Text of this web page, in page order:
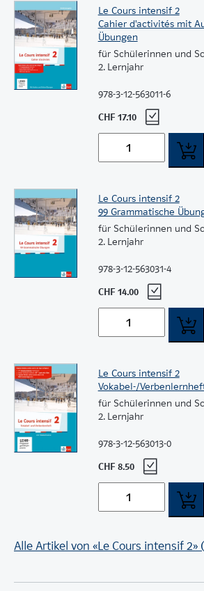
Le Cours intensif 2
Cahier d'activités mit
Übungen
für Schülerinnen und
2. Lernjahr
978-3-12-563011-6
CHF 17.10
Le Cours intensif 2
99 Grammatische
für Schülerinnen und
2. Lernjahr
978-3-12-563031-4
CHF 14.00
Le Cours intensif 2
Vokabel-/
für Schülerinnen und
2. Lernjahr
978-3-12-563013-0
CHF 8.50
Alle Artikel von «Le Cours intensif 2»